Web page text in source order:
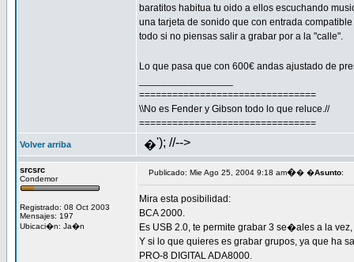
baratitos habitua tu oido a ellos escuchando
una tarjeta de sonido que con entrada
todo si no piensas salir a grabar por a la "calle".
Lo que pasa que con 600€ andas ajustado de
================================
\\No es Fender y Gibson todo lo que reluce.//
================================
Volver arriba �'); //-->
srcsrc
Condemor
Registrado: 08 Oct 2003
Mensajes: 197
Ubicaci�n: Ja�n
Publicado: Mie Ago 25, 2004 9:18 am�� �Asunto:
Mira esta posibilidad:
BCA 2000.
Es USB 2.0, te permite grabar 3 se�ales a la
Y si lo que quieres es grabar grupos, ya que ha
PRO-8 DIGITAL ADA8000.